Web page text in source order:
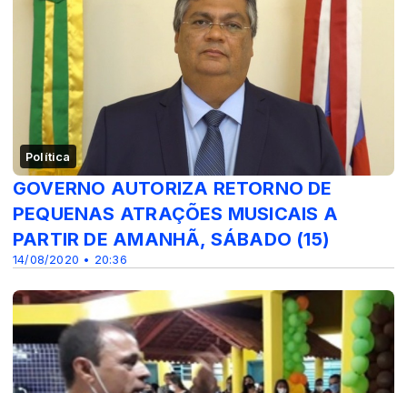
Política
14/08/2020 • 20:36
GOVERNO AUTORIZA RETORNO DE
PEQUENAS ATRAÇÕES MUSICAIS A
PARTIR DE AMANHÃ, SÁBADO (15)